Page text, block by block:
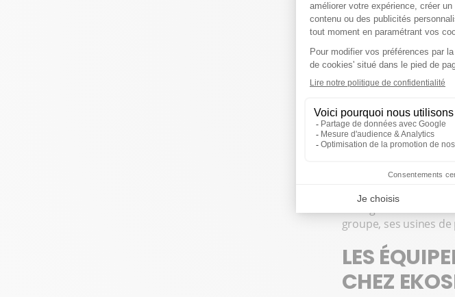
pouraméliorer
performances, que
En matière de
marque a mis en
notamment avec le
à la production de
durableset travaille à
domaine du ski,
en France, maisles
Enfin, l'authenticité
marque reste attachée
groupe, ses usines
LES
CHEZ